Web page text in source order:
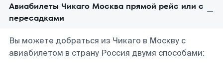
Авиабилеты Чикаго Москва прямой рейс или с
пересадками
Вы можете добраться из Чикаго в Москву с
авиабилетом в страну Россия двумя способами: